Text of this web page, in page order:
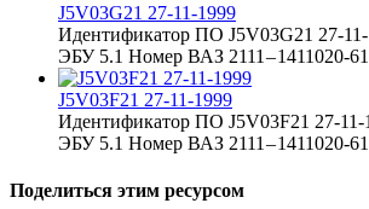
J5V03G21 27-11-1999
Идентификатор ПО J5V03G21 27-
ЭБУ 5.1 Номер ВАЗ 2111 – 1411020-
J5V03F21 27-11-1999
Идентификатор ПО J5V03F21 27-
ЭБУ 5.1 Номер ВАЗ 2111 – 1411020-
Поделиться этим ресурсом